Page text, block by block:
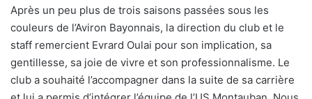
Après un peu plus de trois saisons passées sous les
couleurs de l’Aviron Bayonnais, la direction du club et le
staff remercient Evrard Oulai pour son implication, sa
gentillesse, sa joie de vivre et son professionnalisme. Le
club a souhaité l’accompagner dans la suite de sa carrière